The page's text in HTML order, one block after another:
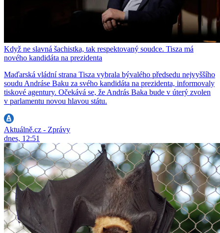
Když ne slavná šachistka, tak respektovaný soudce. Tisza má
nového kandidáta na prezidenta
Maďarská vládní strana Tisza vybrala bývalého předsedu nejvyššího
soudu Andráse Baku za svého kandidáta na prezidenta, informovaly
tiskové agentury. Očekává se, že András Baka bude v úterý zvolen
v parlamentu novou hlavou státu.
Aktuálně.cz - Zprávy
dnes, 12:51